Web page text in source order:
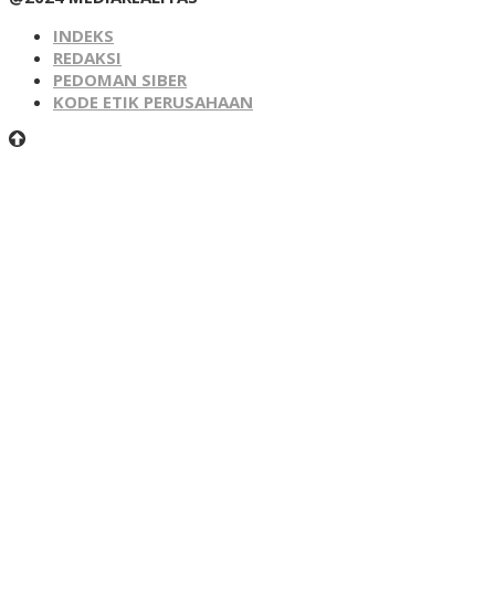
INDEKS
REDAKSI
PEDOMAN SIBER
KODE ETIK PERUSAHAAN